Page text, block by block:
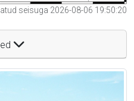
seisuga 2026-08-06 19:50:20